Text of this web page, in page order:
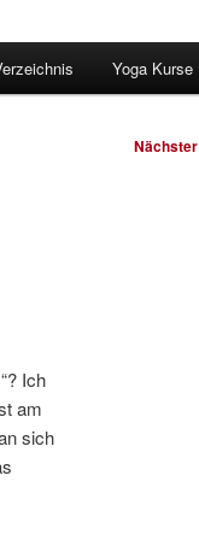
Yoga Kurse
Nächster
Ich
am
sich